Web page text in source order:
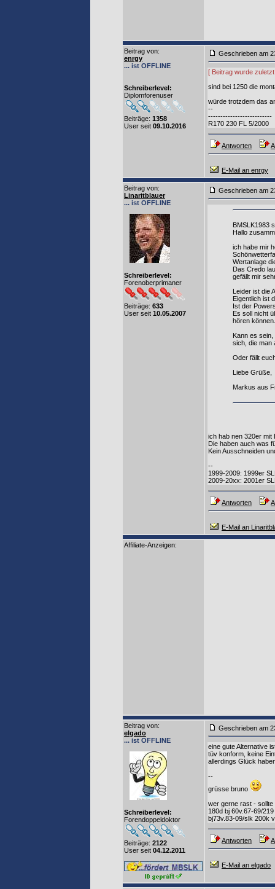
Beitrag von:
enrgy
... ist OFFLINE
Schreiberlevel:
Diplomforenuser
Beiträge: 1358
User seit 09.10.2016
Geschrieben am
[ Beitrag wurde
sind bei 1250 die
würde trotzdem das
--
--------------------------
R170 230 FL 5/2000
Antworten
E-Mail an enrgy
Beitrag von:
Linaritblauer
... ist OFFLINE
Schreiberlevel:
Forenoberprimaner
Beiträge: 633
User seit 10.05.2007
Geschrieben am
BMSLK1983
Hallo
ich habe mir
Wertanlage
Das Credo
gefällt mir
Leider ist die
Eigentlich ist
Ist der
Es soll nicht
hören können.
Kann es
sich, die man
Oder fällt
Liebe Grüße,
Markus aus
ich hab nen 320er mit
Die haben auch was
Kein Ausschneiden
--
1999-2009: 1999er
2009-20xx: 2001er
Antworten
E-Mail an
Affiliate-Anzeigen:
Beitrag von:
elgado
... ist OFFLINE
Schreiberlevel:
Forendoppeldoktor
Beiträge: 2122
User seit 04.12.2011
Geschrieben am
eine gute Alternative
tüv konform, keine
allerdings Glück
--
grüsse bruno
wer gerne rast - sollte
180d bj 60v.67-69/
bj73v.83-09/slk 200k
Antworten
E-Mail an elgado